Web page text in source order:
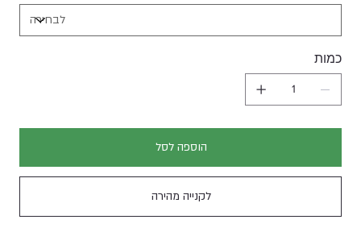
כמות
הוספה לסל
לקנייה מהירה